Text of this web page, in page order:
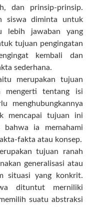
dan prinsip-prinsip.
siswa diminta untuk
lebih jawaban yang
tujuan pengingatan
kembali dan
sederhana.
merupakan tujuan
mengerti tentang isi
menghubungkannya
mencapai tujuan ini
ia memahami
fakta atau konsep.
tujuan ranah
generalisasi atau
situasi yang konkrit.
dituntut merniliki
suatu abstraksi